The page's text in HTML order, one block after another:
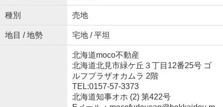
種別 売地
地目 / 地勢 宅地 / 平坦
北海道moco不動産
北海道北見市緑ケ丘３丁目12番25号 ゴ
ルフプラザオカムラ 2階
TEL:0157-57-3373
北海道知事オホ (2) 第422号